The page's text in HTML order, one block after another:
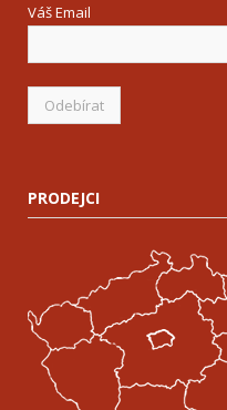
Váš Email
PRODEJCI